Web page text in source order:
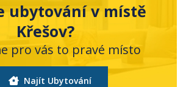
ubytování v místě
Křešov?
pro vás to pravé místo
Najít Ubytování